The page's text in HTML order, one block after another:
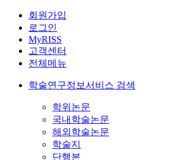
회원가입
로그인
MyRISS
고객센터
전체메뉴
학술연구정보서비스 검색
학위논문
국내학술논문
해외학술논문
학술지
단행본